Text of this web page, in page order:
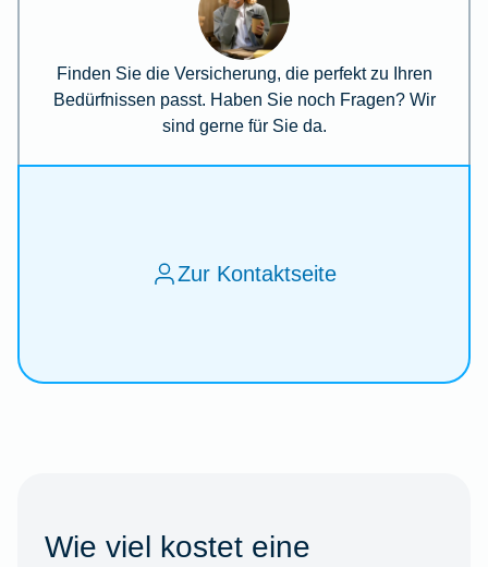
Finden Sie die Versicherung, die perfekt zu Ihren
Bedürfnissen passt. Haben Sie noch Fragen? Wir
sind gerne für Sie da.
Zur Kontaktseite
Wie viel kostet eine